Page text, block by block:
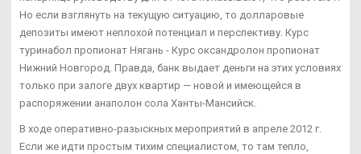
Но если взглянуть на текущую ситуацию, то долларовые
депозиты имеют неплохой потенциал и перспективу. Курс
туринабол пропионат Нягань - Курс оксандролон пропионат
Нижний Новгород. Правда, банк выдает деньги на этих условиях
только при залоге двух квартир — новой и имеющейся в
распоряжении анаполон сола Ханты-Мансийск.
В ходе оперативно-разыскных мероприятий в апреле 2012 г.
Если же идти простым тихим специалистом, то там тепло,